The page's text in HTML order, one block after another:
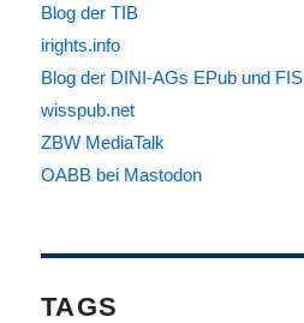
Blog der TIB
irights.info
Blog der DINI-AGs EPub und FIS
wisspub.net
ZBW MediaTalk
OABB bei Mastodon
TAGS